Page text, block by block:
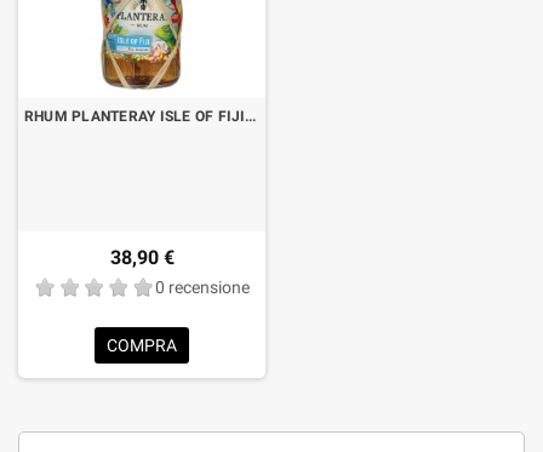
RHUM PLANTERAY ISLE OF FIJI CL.70
38,90 €
0 recensione
COMPRA